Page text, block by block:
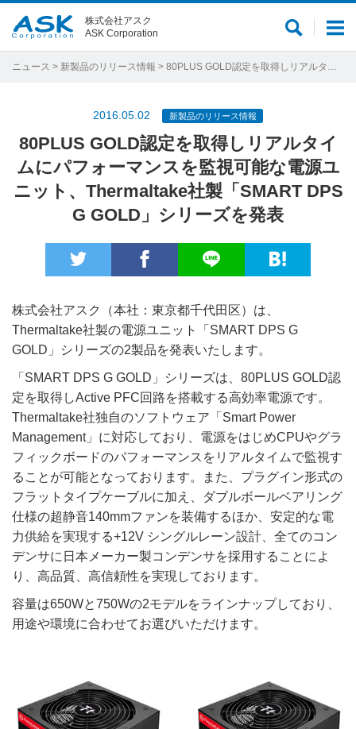
メ
ュ
サ
ト
株式会社アスク
ASK Corporation
ニュース > 新製品のリリース情報 > 80PLUS GOLD認定を取得しリアルタイムにパフォーマンスを監視可能な電源ユニット、Thermaltake社製「SMART DPS G GOLD」シリーズを発表
2016.05.02 新製品のリリース情報
80PLUS GOLD認定を取得しリアルタイ
ムにパフォーマンスを監視可能な電源ユ
ニット、Thermaltake社製「SMART DPS
G GOLD」シリーズを発表
株式会社アスク（本社：東京都千代田区）は、
Thermaltake社製の電源ユニット「SMART DPS G
GOLD」シリーズの2製品を発表いたします。
「SMART DPS G GOLD」シリーズは、80PLUS GOLD認
定を取得しActive PFC回路を搭載する高効率電源です。
Thermaltake社独自のソフトウェア「Smart Power
Management」に対応しており、電源をはじめCPUやグラ
フィックボードのパフォーマンスをリアルタイムで監視す
ることが可能となっております。また、プラグイン形式の
フラットタイプケーブルに加え、ダブルボールベアリング
仕様の超静音140mmファンを装備するほか、安定的な電
力供給を実現する+12V シングルレーン設計、全てのコン
デンサに日本メーカー製コンデンサを採用することによ
り、高品質、高信頼性を実現しております。
容量は650Wと750Wの2モデルをラインナップしており、
用途や環境に合わせてお選びいただけます。